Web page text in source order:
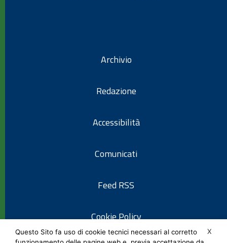
Archivio
Redazione
Accessibilità
Comunicati
Feed RSS
Cookie Policy
X
Questo Sito fa uso di cookie tecnici necessari al corretto